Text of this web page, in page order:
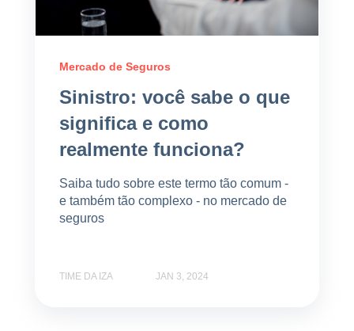
Mercado de Seguros
Sinistro: você sabe o que
significa e como
realmente funciona?
Saiba tudo sobre este termo tão comum -
e também tão complexo - no mercado de
seguros
TIME DA IZA JAN 3, 2024